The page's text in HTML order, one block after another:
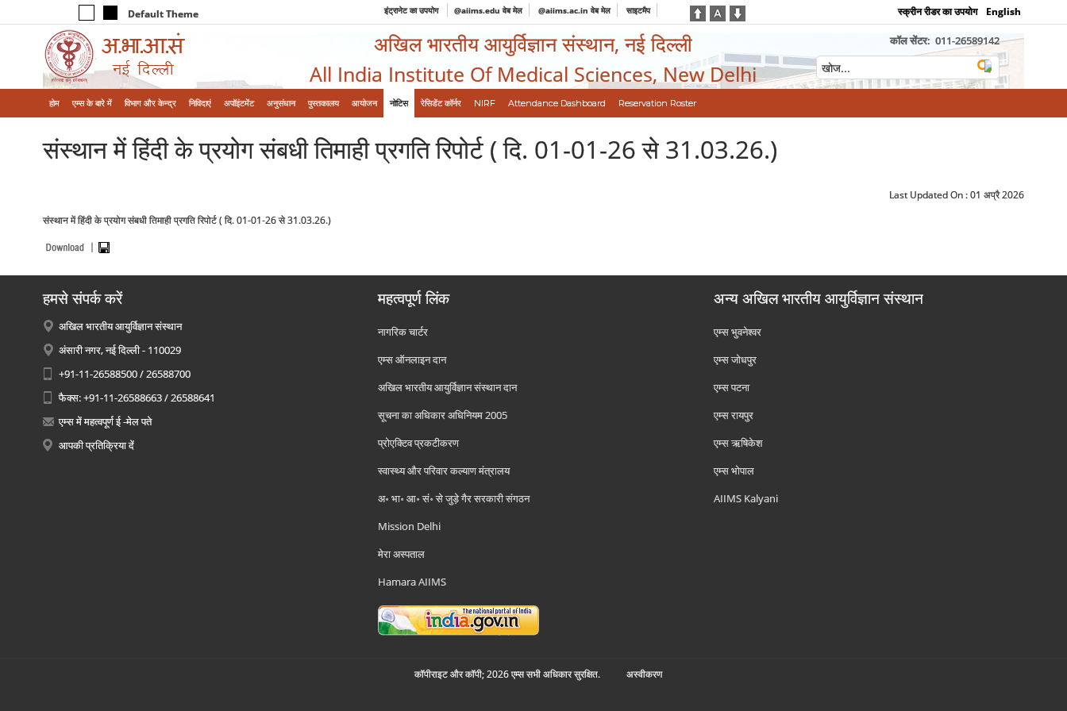
Default Theme इंट्रानेट का उपयोग @aiims.edu वेब मेल @aiims.ac.in वेब मेल साइटमैप स्क्रीन रीडर का उपयोग English
अखिल भारतीय आयुर्विज्ञान संस्थान, नई दिल्ली
All India Institute Of Medical Sciences, New Delhi
कॉल सेंटर: 011-26589142
होम एम्‍स के बारे में विभाग और केन्‍द्र निविदाएं अपॉइंटमेंट अनुसंधान पुस्तकालय आयोजन नोटिस रेसिडेंट कॉर्नर NIRF Attendance Dashboard Reservation Roster
संस्थान में हिंदी के प्रयोग संबधी तिमाही प्रगति रिपोर्ट ( दि. 01-01-26 से 31.03.26.)
Last Updated On :01 अप्रै 2026
संस्थान में हिंदी के प्रयोग संबधी तिमाही प्रगति रिपोर्ट ( दि. 01-01-26 से 31.03.26.)
हमसे संपर्क करें
अखिल भारतीय आयुर्विज्ञान संस्थान
अंसारी नगर, नई दिल्ली - 110029
+91-11-26588500 / 26588700
फैक्स: +91-11-26588663 / 26588641
एम्स में महत्वपूर्ण ई -मेल पते
आपकी प्रतिक्रिया दें
महत्वपूर्ण लिंक
नागरिक चार्टर
एम्स ऑनलाइन दान
अखिल भारतीय आयुर्विज्ञान संस्थान दान
सूचना का अधिकार अधिनियम 2005
प्रोएक्टिव प्रकटीकरण
स्वास्थ्य और परिवार कल्याण मंत्रालय
अ॰ भा॰ आ॰ सं॰ से जुड़े गैर सरकारी संगठन
Mission Delhi
मेरा अस्पताल
Hamara AIIMS
अन्य अखिल भारतीय आयुर्विज्ञान संस्थान
एम्‍स भुवनेश्वर
एम्‍स जोधपुर
एम्‍स पटना
एम्‍स रायपुर
एम्‍स ऋषिकेश
एम्‍स भोपाल
AIIMS Kalyani
कॉपीराइट और कॉपी; 2026 एम्स सभी अधिकार सुरक्षित. अस्‍वीकरण